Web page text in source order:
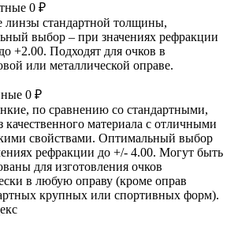
0 ₽
линзы стандартной толщины,
выбор – при значениях рефракции
+2.00. Подходят для очков в
или металлической оправе.
0 ₽
по сравнению со стандартными,
качественного материала с отличными
свойствами. Оптимальный выбор
рефракции до +/- 4.00. Могут быть
для изготовления очков
в любую оправу (кроме оправ
крупных или спортивных форм).